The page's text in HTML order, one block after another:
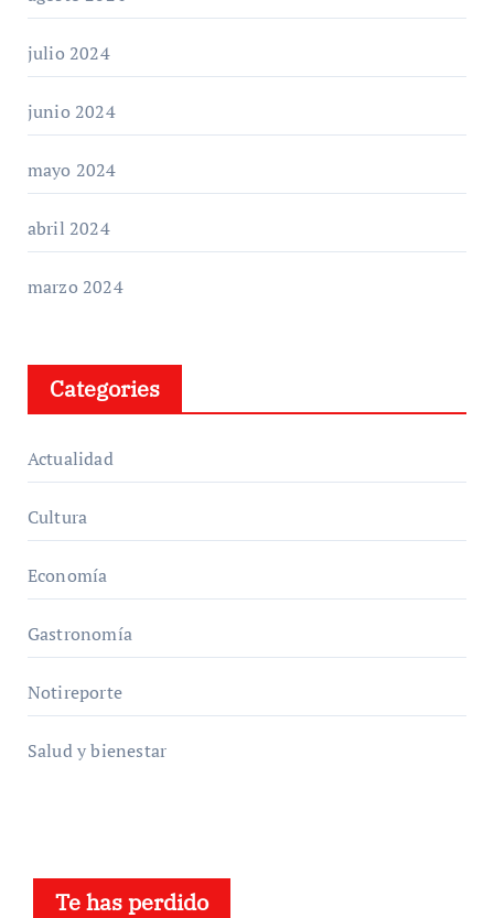
julio 2024
junio 2024
mayo 2024
abril 2024
marzo 2024
Categories
Actualidad
Cultura
Economía
Gastronomía
Notireporte
Salud y bienestar
Te has perdido